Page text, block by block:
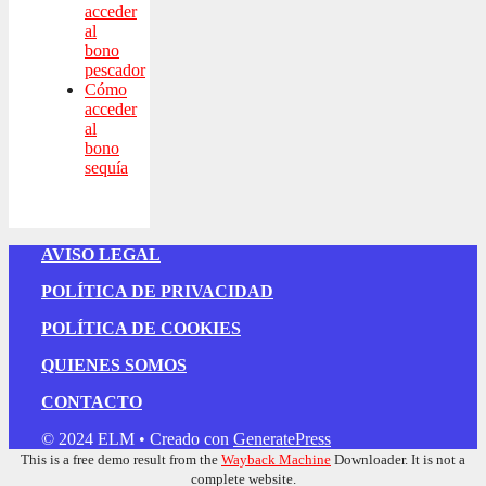
acceder
al
bono
pescador
Cómo
acceder
al
bono
sequía
AVISO LEGAL
POLÍTICA DE PRIVACIDAD
POLÍTICA DE COOKIES
QUIENES SOMOS
CONTACTO
© 2024 ELM • Creado con GeneratePress
This is a free demo result from the Wayback Machine Downloader. It is not a
complete website.